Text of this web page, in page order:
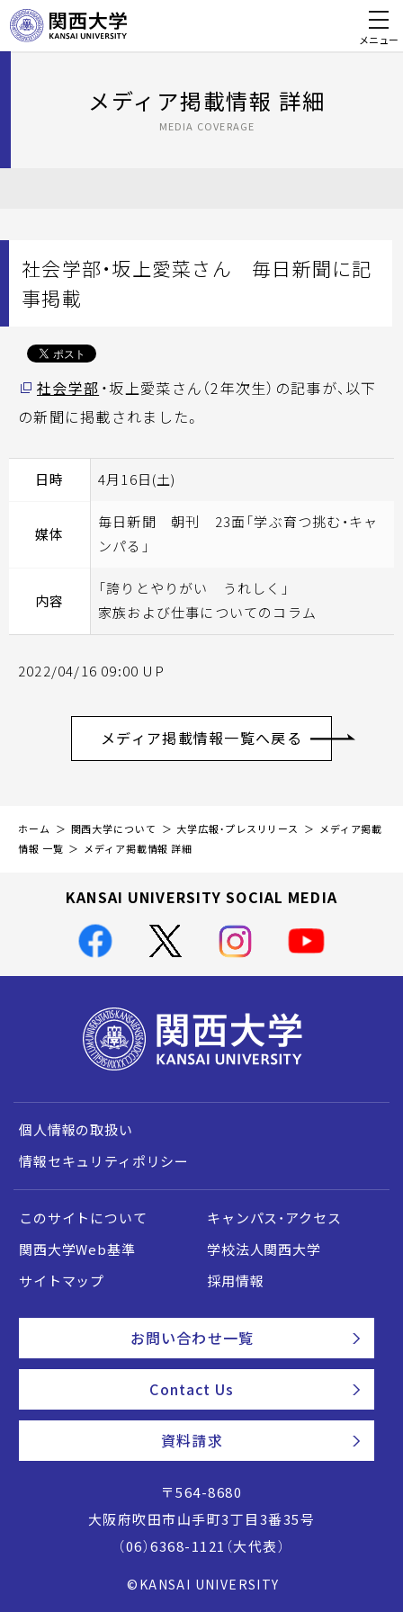
メニュー
メディア掲載情報 詳細
MEDIA COVERAGE
社会学部・坂上愛菜さん 毎日新聞に記
事掲載
社会学部 ・坂上愛菜さん（2年次生）の記事が、以下
の新聞に掲載されました。
日時 4月16日(土)
媒体
毎日新聞 朝刊 23面「学ぶ育つ挑む・キャ
ンパる」
内容
「誇りとやりがい うれしく」
家族および仕事についてのコラム
2022/04/16 09:00 UP
メディア掲載情報一覧へ戻る
ホーム 関西大学について 大学広報・プレスリリース
メディア掲載
情報 一覧
メディア掲載情報 詳細
KANSAI UNIVERSITY SOCIAL MEDIA
個人情報の取扱い
情報セキュリティポリシー
このサイトについて
キャンパス・アクセス
関西大学Web基準
学校法人関西大学
サイトマップ
採用情報
お問い合わせ一覧
Contact Us
資料請求
〒564-8680
大阪府吹田市山手町3丁目3番35号
（06）6368-1121（大代表）
©KANSAI UNIVERSITY